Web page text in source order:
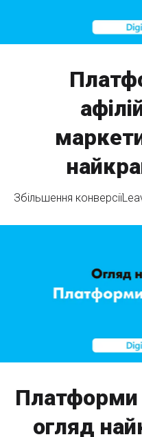
Збільшення конверсії
Платформи
огляд